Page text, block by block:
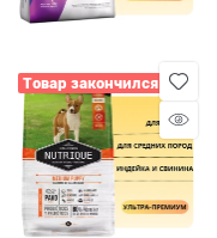
Товар закончился